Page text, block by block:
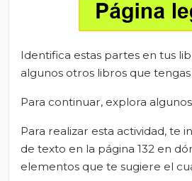
Identifica estas partes en tus
algunos otros libros que tengas
Para continuar, explora
Para realizar esta actividad, te
de texto en la página 132 en
elementos que te sugiere el